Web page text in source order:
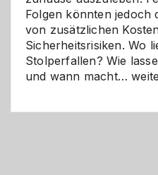
Folgen könnten jedoch
von zusätzlichen
Sicherheitsrisiken. Wo
Stolperfallen? Wie
und wann macht…